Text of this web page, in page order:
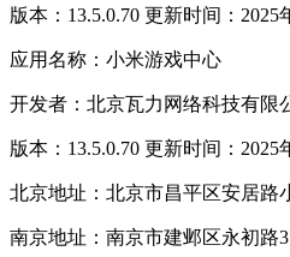
版本：13.5.0.70 更新时间：2025
应用名称：小米游戏中心
开发者：北京瓦力网络科技有限
版本：13.5.0.70 更新时间：2025
北京地址：北京市昌平区安居路
南京地址：南京市建邺区永初路